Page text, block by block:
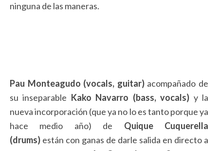
ninguna de las maneras.
Pau Monteagudo (vocals, guitar) acompañado de
su inseparable Kako Navarro (bass, vocals) y la
nueva incorporación (que ya no lo es tanto porque ya
hace medio año) de Quique Cuquerella
(drums) están con ganas de darle salida en directo a